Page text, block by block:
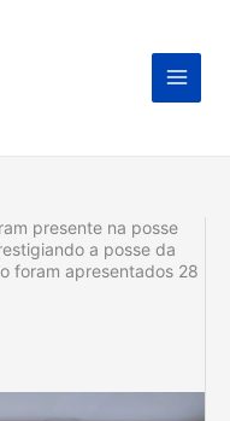
presente na posse
a posse da
foram apresentados 28